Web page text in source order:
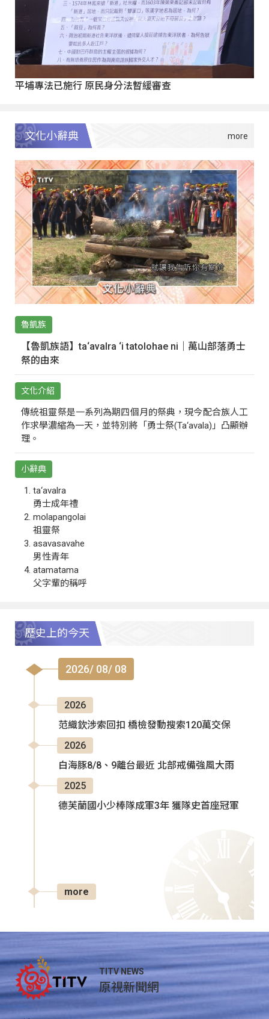
平埔專法已施行 原民身分法暫緩審查
文化小辭典
魯凱族
【魯凱族語】ta‘avalra ‘i tatolohae ni｜萬山部落勇士
祭的由來
文化介紹
傳統祖靈祭是一系列為期四個月的祭典，現今配合族人工
作求學濃縮為一天，並特別將「勇士祭(Ta‘avala)」凸顯辦
理。
小辭典
ta‘avalra
勇士成年禮
molapangolai
祖靈祭
asavasavahe
男性青年
atamatama
父字輩的稱呼
歷史上的今天
2026/ 08/ 08
2026
范織欽涉索回扣 橋檢發動搜索120萬交保
2026
白海豚8/8、9離台最近 北部戒備強風大雨
2025
德芙蘭國小少棒隊成軍3年 獲隊史首座冠軍
more
TITV NEWS
原視新聞網